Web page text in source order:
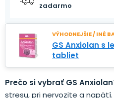
zadarmo
VÝHODNEJŠIE / INÉ
GS Anxiolan s
tabliet
Prečo si vybrať GS
stresu, pri nervozite a napätí.